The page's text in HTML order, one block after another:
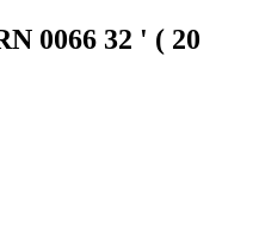
0066 32 ' ( 20